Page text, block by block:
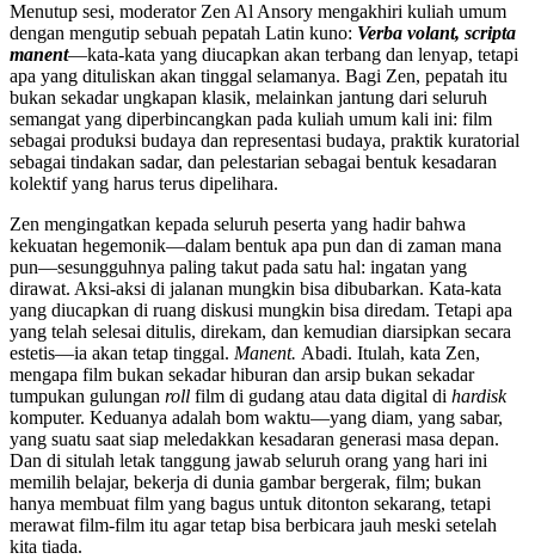
Menutup sesi, moderator Zen Al Ansory mengakhiri kuliah umum
dengan mengutip sebuah pepatah Latin kuno: Verba volant, scripta
manent—kata-kata yang diucapkan akan terbang dan lenyap, tetapi
apa yang dituliskan akan tinggal selamanya. Bagi Zen, pepatah itu
bukan sekadar ungkapan klasik, melainkan jantung dari seluruh
semangat yang diperbincangkan pada kuliah umum kali ini: film
sebagai produksi budaya dan representasi budaya, praktik kuratorial
sebagai tindakan sadar, dan pelestarian sebagai bentuk kesadaran
kolektif yang harus terus dipelihara.
Zen mengingatkan kepada seluruh peserta yang hadir bahwa
kekuatan hegemonik—dalam bentuk apa pun dan di zaman mana
pun—sesungguhnya paling takut pada satu hal: ingatan yang
dirawat. Aksi-aksi di jalanan mungkin bisa dibubarkan. Kata-kata
yang diucapkan di ruang diskusi mungkin bisa diredam. Tetapi apa
yang telah selesai ditulis, direkam, dan kemudian diarsipkan secara
estetis—ia akan tetap tinggal. Manent. Abadi. Itulah, kata Zen,
mengapa film bukan sekadar hiburan dan arsip bukan sekadar
tumpukan gulungan roll film di gudang atau data digital di hardisk
komputer. Keduanya adalah bom waktu—yang diam, yang sabar,
yang suatu saat siap meledakkan kesadaran generasi masa depan.
Dan di situlah letak tanggung jawab seluruh orang yang hari ini
memilih belajar, bekerja di dunia gambar bergerak, film; bukan
hanya membuat film yang bagus untuk ditonton sekarang, tetapi
merawat film-film itu agar tetap bisa berbicara jauh meski setelah
kita tiada.